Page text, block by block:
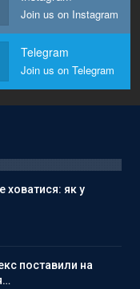
Join us on Instagram
Telegram
Join us on Telegram
ховатися: як у
поставили на